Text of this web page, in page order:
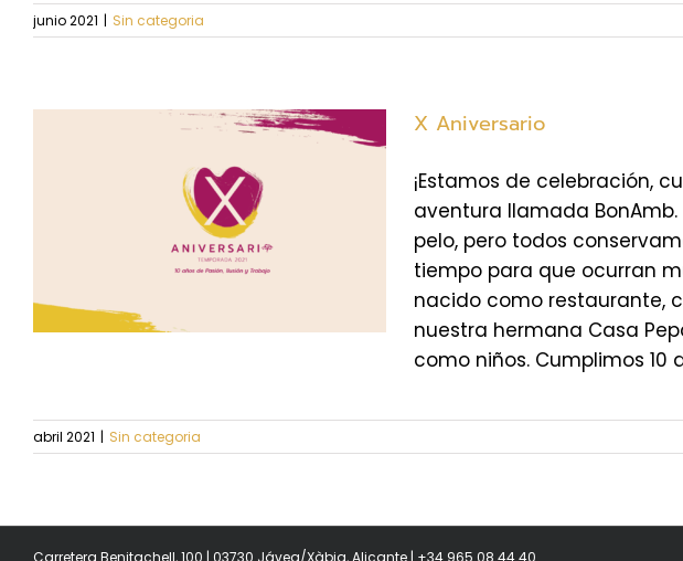
junio 2021 | Sin categoria
X Aniversario
¡Estamos de celebración,
aventura llamada
pelo, pero todos
tiempo para que ocurran
nacido como restaurante,
nuestra hermana Casa
como niños. Cumplimos 10
abril 2021 | Sin categoria
Carretera Benitachell, 100 | 03730 Jávea/Xàbia, Alicante | +34 965 08 44 40